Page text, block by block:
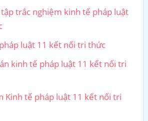
tập trắc nghiệm kinh tế pháp luật
luật 11 kết nối tri thức
kinh tế pháp luật 11 kết nối tri
Kinh tế pháp luật 11 kết nối tri